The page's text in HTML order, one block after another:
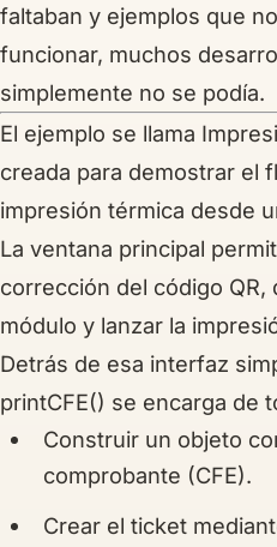
faltaban y ejemplos que
funcionar, muchos
simplemente no se podía.
El ejemplo se llama
creada para demostrar el
impresión térmica desde
La ventana principal
corrección del código QR,
módulo y lanzar la
Detrás de esa interfaz
printCFE() se encarga de
Construir un objeto
comprobante (CFE).
Crear el ticket